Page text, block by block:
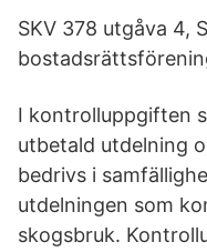
SKV 378 utgåva 4,
I kontrolluppgiften
utbetald utdelning
bedrivs i
utdelningen som
skogsbruk.